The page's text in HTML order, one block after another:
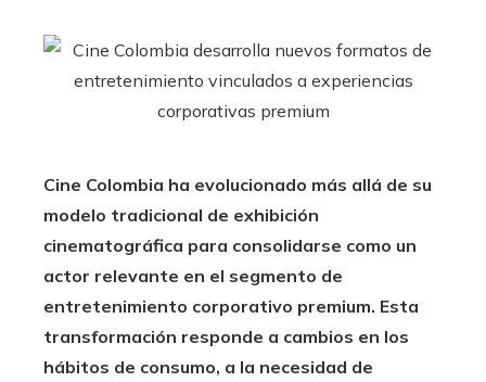
Cine Colombia ha evolucionado más allá de su
modelo tradicional de exhibición
cinematográfica para consolidarse como un
actor relevante en el segmento de
entretenimiento corporativo premium. Esta
transformación responde a cambios en los
hábitos de consumo, a la necesidad de